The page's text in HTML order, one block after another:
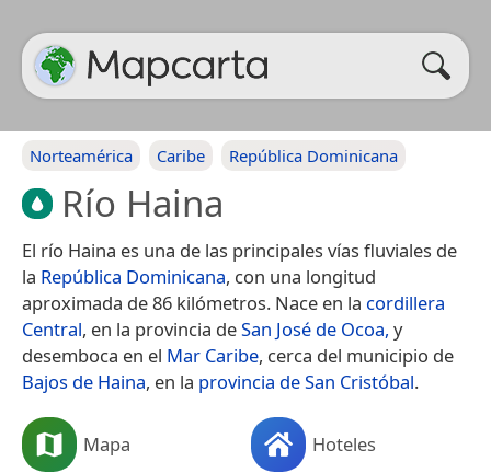
Norteamérica Caribe República Dominicana
Río Haina
El río Haina es una de las principales vías fluviales de
la República Dominicana, con una longitud
aproximada de 86 kilómetros.​ Nace en la cordillera
Central, en la provincia deSan José de Ocoa, y
desemboca en el Mar Caribe, cerca del municipio de
Bajos de Haina, en la provincia de San Cristóbal.
Mapa Hoteles